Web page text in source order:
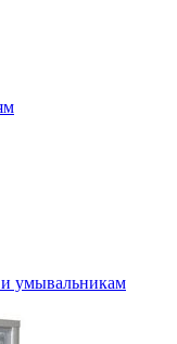
умывальникам